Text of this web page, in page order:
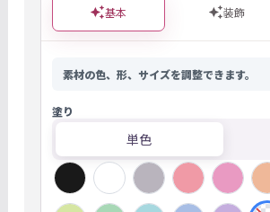
基本 装飾
素材の色、形、サイズを調整できます。
塗り
単色